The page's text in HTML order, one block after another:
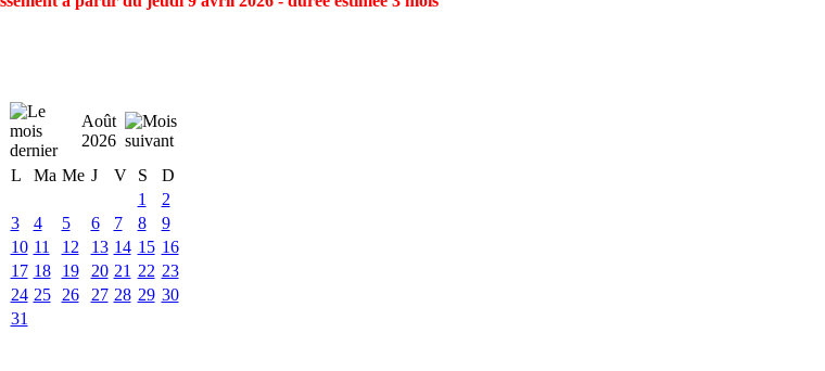
Août
2026
L
Ma Me J V S
D
1
2
3
4 5 6 7 8
9
10 11 12 13 14 15 16
17 18 19 20 21 22 23
24 25 26 27 28 29 30
31